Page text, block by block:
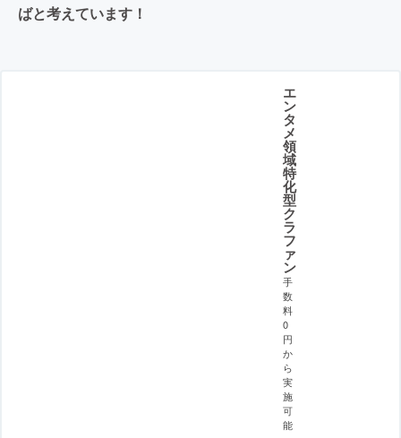
ばと考えています！
エ
ン
タ
メ
領
域
特
化
型
ク
ラ
フ
ァ
ン
手
数
料
0
円
か
ら
実
施
可
能